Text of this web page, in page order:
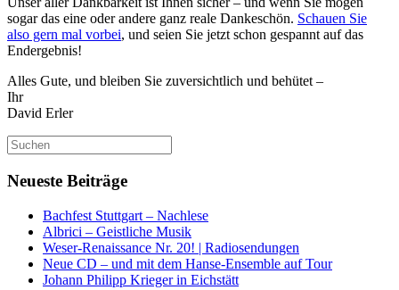
sogar das eine oder andere ganz reale Dankeschön. Schauen Sie
also gern mal vorbei, und seien Sie jetzt schon gespannt auf das
Endergebnis!
Alles Gute, und bleiben Sie zuversichtlich und behütet –
Ihr
David Erler
Suchen
nach:
Neueste Beiträge
Bachfest Stuttgart – Nachlese
Albrici – Geistliche Musik
Weser-Renaissance Nr. 20! | Radiosendungen
Neue CD – und mit dem Hanse-Ensemble auf Tour
Johann Philipp Krieger in Eichstätt